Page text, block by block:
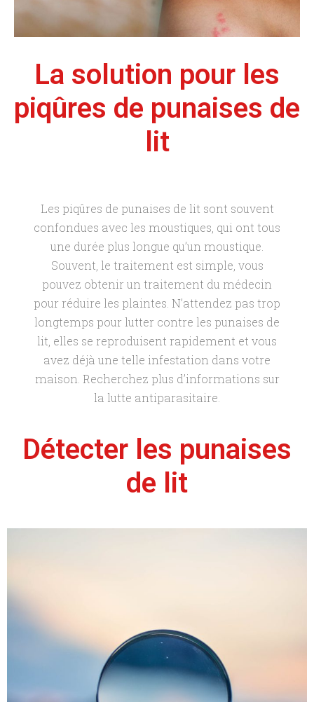
La solution pour les
piqûres de punaises de
lit
Les piqûres de punaises de lit sont souvent
confondues avec les moustiques, qui ont tous
une durée plus longue qu’un moustique.
Souvent, le traitement est simple, vous
pouvez obtenir un traitement du médecin
pour réduire les plaintes. N’attendez pas trop
longtemps pour lutter contre les punaises de
lit, elles se reproduisent rapidement et vous
avez déjà une telle infestation dans votre
maison. Recherchez plus d’informations sur
la lutte antiparasitaire.
Détecter les punaises
de lit